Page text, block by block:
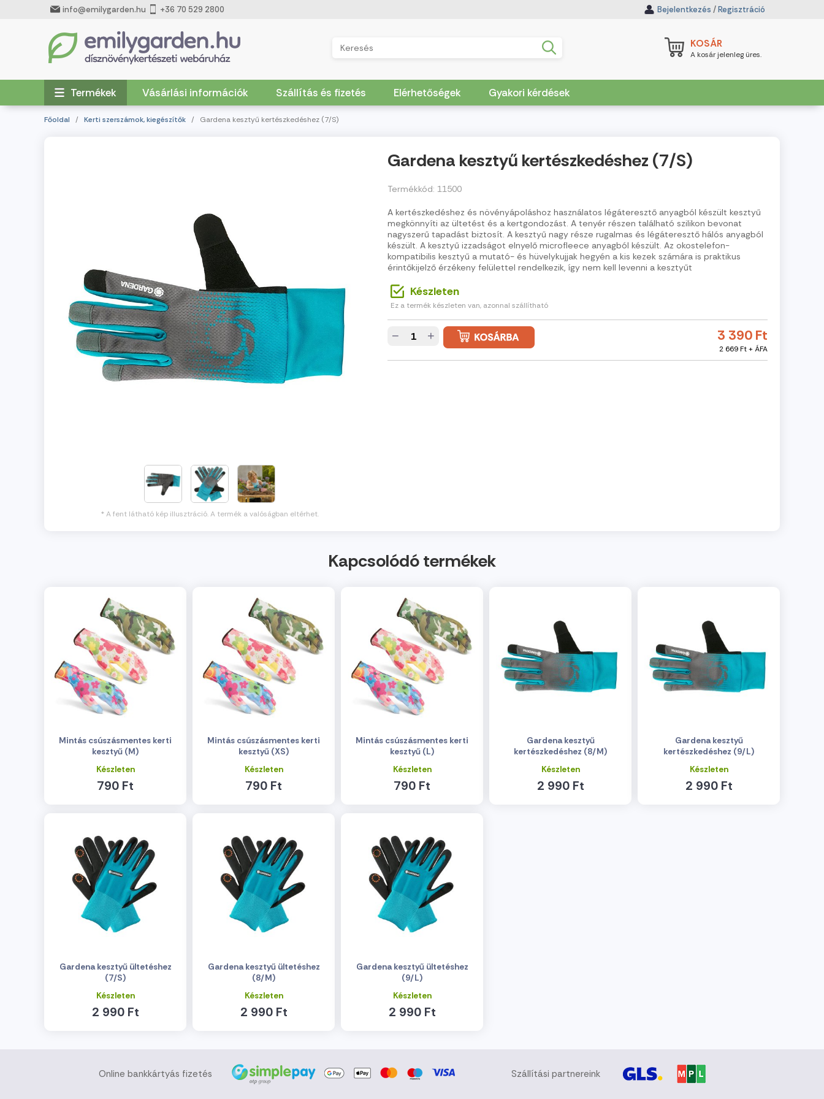
info@emilygarden.hu +36 70 529 2800 Bejelentkezés /Regisztráció
KOSÁR
A kosár jelenleg üres.
Termékek Vásárlási információk Szállítás és fizetés Elérhetőségek Gyakori kérdések
Főoldal / Kerti szerszámok, kiegészítők / Gardena kesztyű kertészkedéshez (7/S)
* A fent látható kép illusztráció. A termék a valóságban eltérhet.
Gardena kesztyű kertészkedéshez (7/S)
Termékkód: 11500
A kertészkedéshez és növényápoláshoz használatos légáteresztő anyagból készült kesztyű
megkönnyíti az ültetést és a kertgondozást. A tenyér részen található szilikon bevonat
nagyszerű tapadást biztosít. A kesztyű nagy része rugalmas és légáteresztő hálós anyagból
készült. A kesztyű izzadságot elnyelő microfleece anyagból készült. Az okostelefon-
kompatibilis kesztyű a mutató- és hüvelykujjak hegyén a kis kezek számára is praktikus
érintőkijelző érzékeny felülettel rendelkezik, így nem kell levenni a kesztyűt
Készleten
Ez a termék készleten van, azonnal szállítható
3 390 Ft
2 669 Ft + ÁFA
− +
Kapcsolódó termékek
Mintás csúszásmentes kerti
kesztyű (M)
Készleten
790 Ft
Mintás csúszásmentes kerti
kesztyű (XS)
Készleten
790 Ft
Mintás csúszásmentes kerti
kesztyű (L)
Készleten
790 Ft
Gardena kesztyű
kertészkedéshez (8/M)
Készleten
2 990 Ft
Gardena kesztyű
kertészkedéshez (9/L)
Készleten
2 990 Ft
Gardena kesztyű ültetéshez
(7/S)
Készleten
2 990 Ft
Gardena kesztyű ültetéshez
(8/M)
Készleten
2 990 Ft
Gardena kesztyű ültetéshez
(9/L)
Készleten
2 990 Ft
Online bankkártyás fizetés Szállítási partnereink